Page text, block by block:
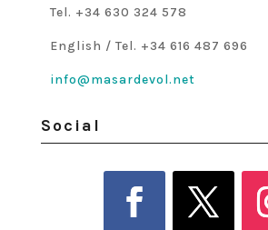
Tel. +34 630 324 578
English / Tel. +34 616 487 696
info@masardevol.net
Social